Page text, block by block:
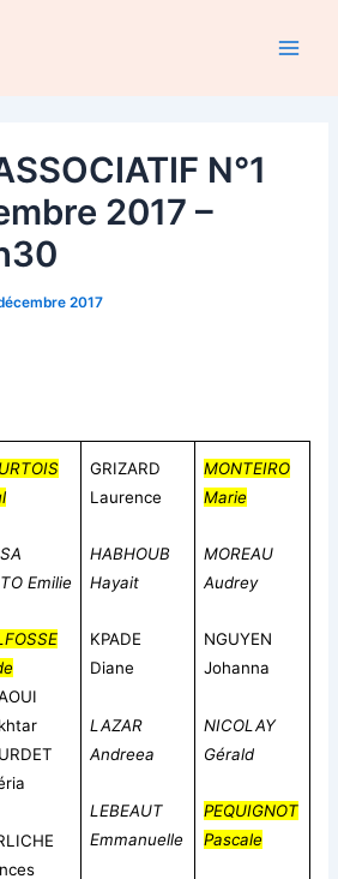
N°1
2017 –
2017
Emilie
GRIZARD
Laurence
HABHOUB
Hayait
KPADE
Diane
LAZAR
Andreea
LEBEAUT
Emmanuelle
MONTEIRO
Marie
MOREAU
Audrey
NGUYEN
Johanna
NICOLAY
Gérald
PEQUIGNOT
Pascale